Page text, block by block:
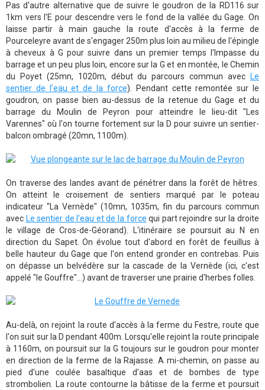
Pas d'autre alternative que de suivre le goudron de la RD116 sur
1km vers l'E pour descendre vers le fond de la vallée du Gage. On
laisse partir à main gauche la route d'accès à la ferme de
Pourceleyre avant de s'engager 250m plus loin au milieu de l'épingle
à cheveux à G pour suivre dans un premier temps l'Impasse du
barrage et un peu plus loin, encore sur la G et en montée, le Chemin
du Poyet (25mn, 1020m, début du parcours commun avec
Le
sentier de l'eau et de la force). Pendant cette remontée sur le
goudron, on passe bien au-dessus de la retenue du Gage et du
barrage du Moulin de Peyron pour atteindre le lieu-dit "Les
Varennes" où l'on tourne fortement sur la D pour suivre un sentier-
balcon ombragé (20mn, 1100m).
On traverse des landes avant de pénétrer dans la forêt de hêtres.
On atteint le croisement de sentiers marqué par le poteau
indicateur "La Vernède" (10mn, 1035m, fin du parcours commun
avec Le sentier de l'eau et de la force qui part rejoindre sur la droite
le village de Cros-de-Géorand). L'itinéraire se poursuit au N en
direction du Sapet. On évolue tout d'abord en forêt de feuillus à
belle hauteur du Gage que l'on entend gronder en contrebas. Puis
on dépasse un belvédère sur la cascade de la Vernède (ici, c'est
appelé "le Gouffre"...) avant de traverser une prairie d'herbes folles.
Au-delà, on rejoint la route d'accès à la ferme du Festre, route que
l'on suit sur la D pendant 400m. Lorsqu'elle rejoint la route principale
à 1160m, on poursuit sur la G toujours sur le goudron pour monter
en direction de la ferme de la Rajasse. A mi-chemin, on passe au
pied d'une coulée basaltique d'aas et de bombes de type
strombolien. La route contourne la bâtisse de la ferme et poursuit